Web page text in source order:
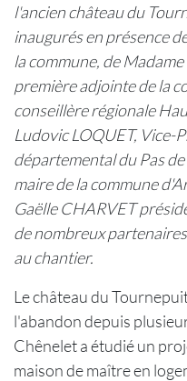
l'ancien château du
inaugurés en présence
la commune, de
première adjointe de la
conseillère régionale
Ludovic LOQUET, Vice-
départemental du Pas
maire de la commune
Gaëlle CHARVET
de nombreux
au chantier.
Le château du
l'abandon depuis
Chênelet a étudié un
maison de maître en